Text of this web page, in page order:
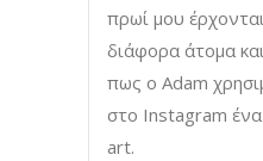
πρωί μου
διάφορα άτομα
πως ο Adam
στο Instagram
art.